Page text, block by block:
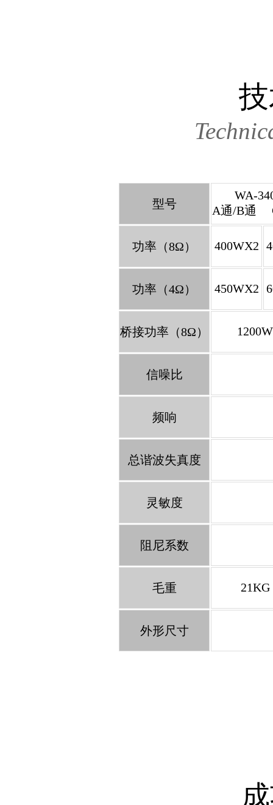
型号
WA-
A通/B通
功率（8Ω） 400WX2
功率（4Ω） 450WX2
桥接功率（8Ω） 1200W
信噪比
频响
总谐波失真度
灵敏度
阻尼系数
毛重 21KG
外形尺寸